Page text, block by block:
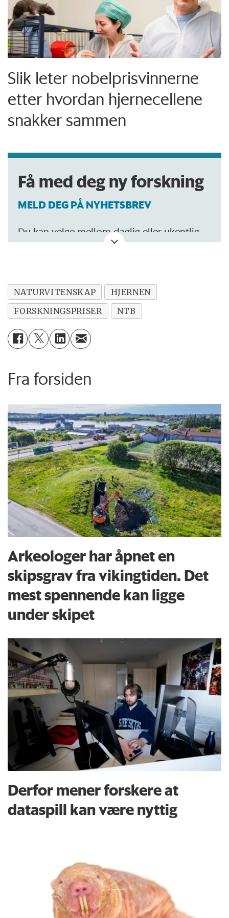
Slik leter nobelpris­vinnerne
etter hvordan hjerne­cellene
snakker sammen
Få med deg ny forskning
MELD DEG PÅ NYHETSBREV
Du kan velge mellom daglig eller ukentlig
NATURVITENSKAP
HJERNEN
FORSKNINGSPRISER
NTB
Fra forsiden
Arkeologer har åpnet en
skipsgrav fra vikingtiden. Det
mest spennende kan ligge
under skipet
Derfor mener forskere at
dataspill kan være nyttig